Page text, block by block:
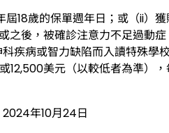
18歲的保單週年日；或（ii）
之後，被確診注意力不足過動
疾病或智力缺陷而入讀特殊學
12,500美元（以較低者為準）
年10月24日